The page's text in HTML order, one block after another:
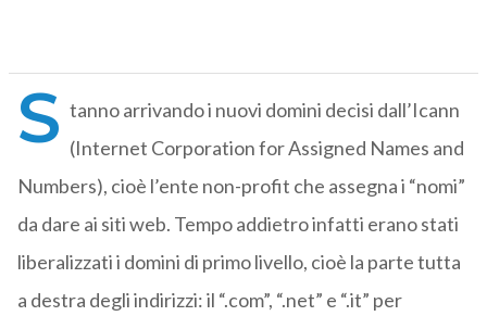
S tanno arrivando i nuovi domini decisi dall’Icann
(Internet Corporation for Assigned Names and
Numbers), cioè l’ente non-profit che assegna i “nomi”
da dare ai siti web. Tempo addietro infatti erano stati
liberalizzati i domini di primo livello, cioè la parte tutta
a destra degli indirizzi: il “.com”, “.net” e “.it” per